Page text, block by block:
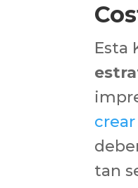
Esta
tan